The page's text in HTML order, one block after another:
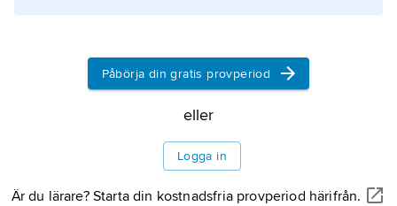
Information om artikeln
Påbörja din gratis provperiod
eller
Logga in
Är du lärare? Starta din kostnadsfria provperiod härifrån.